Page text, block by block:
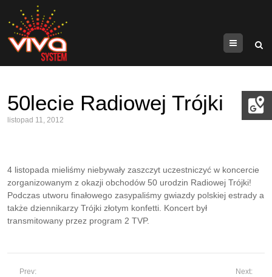
Menu
50lecie Radiowej Trójki
listopad 11, 2012
4 listopada mieliśmy niebywały zaszczyt uczestniczyć w koncercie
zorganizowanym z okazji obchodów 50 urodzin Radiowej Trójki!
Podczas utworu finałowego zasypaliśmy gwiazdy polskiej estrady a
także dziennikarzy Trójki złotym konfetti. Koncert był
transmitowany przez program 2 TVP.
Prev: Next: